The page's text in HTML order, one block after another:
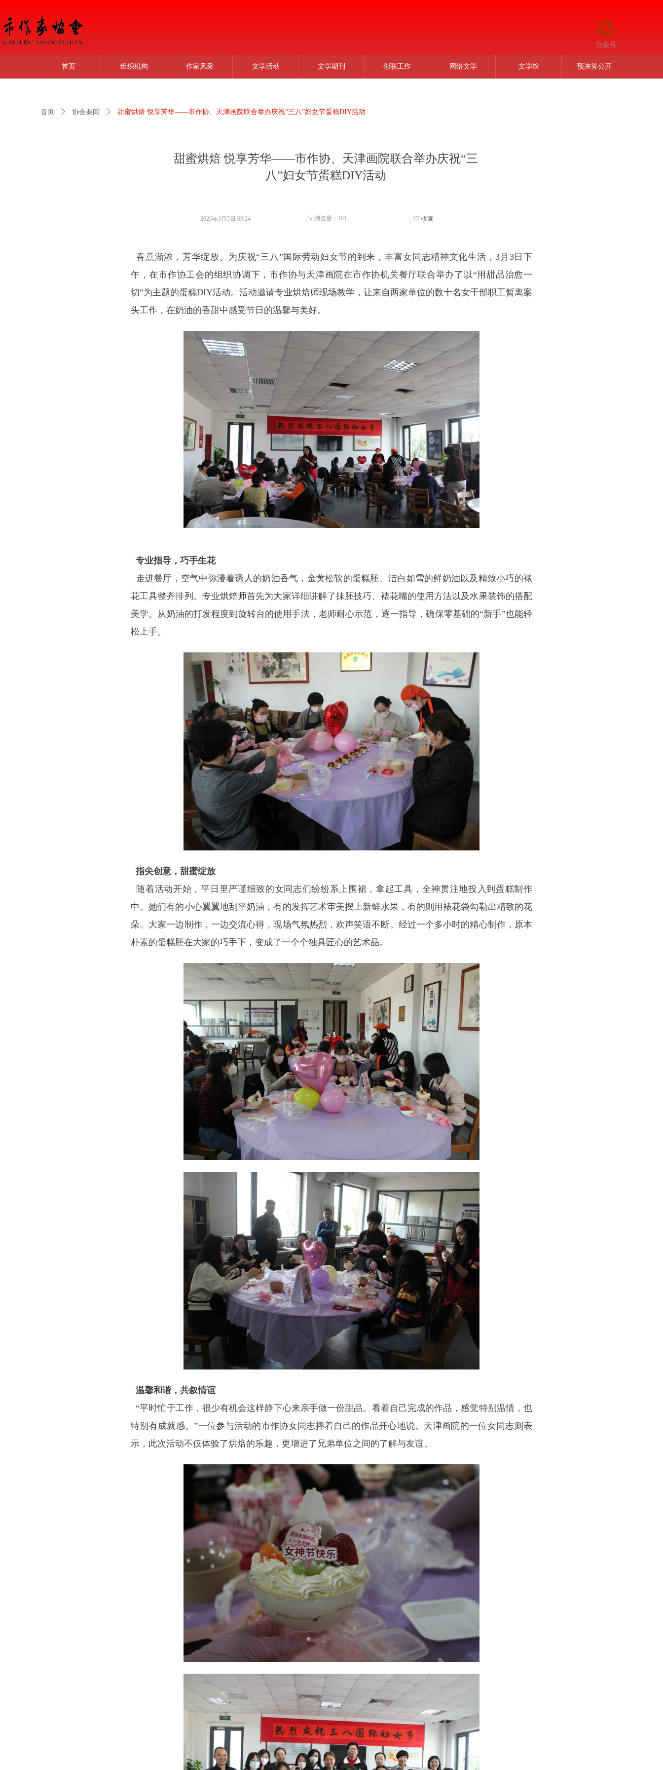
首页 组织机构 作家风采 文学活动 文学期刊 创联工作 网络文学 文学馆 预决算公开
公众号
甜蜜烘焙 悦享芳华——市作协、天津画院联合举办庆祝“三
八”妇女节蛋糕DIY活动
首页 ꄲ 协会要闻 ꄲ 甜蜜烘焙 悦享芳华——市作协、天津画院联合举办庆祝“三八”妇女节蛋糕DIY活动
春意渐浓，芳华绽放。为庆祝“三八”国际劳动妇女节的到来，丰富女同志精神文化生活，3月3日下
午，在市作协工会的组织协调下，市作协与天津画院在市作协机关餐厅联合举办了以“用甜品治愈一
切”为主题的蛋糕DIY活动。活动邀请专业烘焙师现场教学，让来自两家单位的数十名女干部职工暂离案
头工作，在奶油的香甜中感受节日的温馨与美好。
专业指导，巧手生花
走进餐厅，空气中弥漫着诱人的奶油香气，金黄松软的蛋糕胚、洁白如雪的鲜奶油以及精致小巧的裱
花工具整齐排列。专业烘焙师首先为大家详细讲解了抹胚技巧、裱花嘴的使用方法以及水果装饰的搭配
美学。从奶油的打发程度到旋转台的使用手法，老师耐心示范，逐一指导，确保零基础的“新手”也能轻
松上手。
指尖创意，甜蜜绽放
随着活动开始，平日里严谨细致的女同志们纷纷系上围裙，拿起工具，全神贯注地投入到蛋糕制作
中。她们有的小心翼翼地刮平奶油，有的发挥艺术审美摆上新鲜水果，有的则用裱花袋勾勒出精致的花
朵。大家一边制作，一边交流心得，现场气氛热烈，欢声笑语不断。经过一个多小时的精心制作，原本
朴素的蛋糕胚在大家的巧手下，变成了一个个独具匠心的艺术品。
温馨和谐，共叙情谊
“平时忙于工作，很少有机会这样静下心来亲手做一份甜品。看着自己完成的作品，感觉特别温情，也
特别有成就感。”一位参与活动的市作协女同志捧着自己的作品开心地说。天津画院的一位女同志则表
示，此次活动不仅体验了烘焙的乐趣，更增进了兄弟单位之间的了解与友谊。
2026年3月5日 09:24 ꄘ 浏览量： 181 ꄀ 收藏